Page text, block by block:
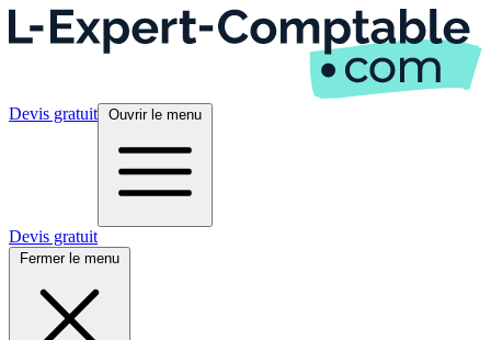
Devis gratuit Ouvrir le menu
Devis gratuit
Fermer le menu